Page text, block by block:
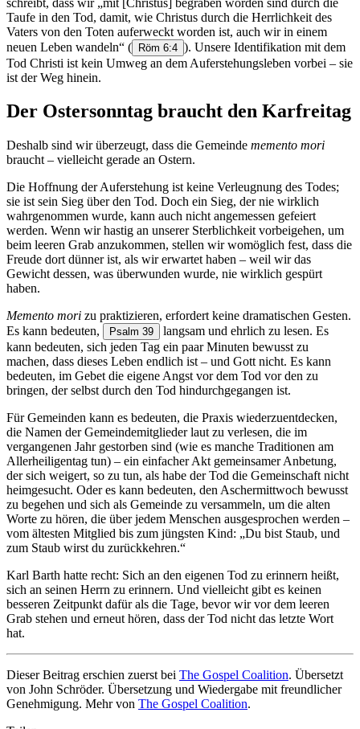
Taufe in den Tod, damit, wie Christus durch die Herrlichkeit des
Vaters von den Toten auferweckt worden ist, auch wir in einem
neuen Leben wandeln“ ( Röm 6:4 ). Unsere Identifikation mit dem
Tod Christi ist kein Umweg an dem Auferstehungsleben vorbei – sie
ist der Weg hinein.
Der Ostersonntag braucht den Karfreitag
Deshalb sind wir überzeugt, dass die Gemeinde memento mori
braucht – vielleicht gerade an Ostern.
Die Hoffnung der Auferstehung ist keine Verleugnung des Todes;
sie ist sein Sieg über den Tod. Doch ein Sieg, der nie wirklich
wahrgenommen wurde, kann auch nicht angemessen gefeiert
werden. Wenn wir hastig an unserer Sterblichkeit vorbeigehen, um
beim leeren Grab anzukommen, stellen wir womöglich fest, dass die
Freude dort dünner ist, als wir erwartet haben – weil wir das
Gewicht dessen, was überwunden wurde, nie wirklich gespürt
haben.
Memento mori zu praktizieren, erfordert keine dramatischen Gesten.
Es kann bedeuten,
Psalm 39
langsam und ehrlich zu lesen. Es
kann bedeuten, sich jeden Tag ein paar Minuten bewusst zu
machen, dass dieses Leben endlich ist – und Gott nicht. Es kann
bedeuten, im Gebet die eigene Angst vor dem Tod vor den zu
bringen, der selbst durch den Tod hindurchgegangen ist.
Für Gemeinden kann es bedeuten, die Praxis wiederzuentdecken,
die Namen der Gemeindemitglieder laut zu verlesen, die im
vergangenen Jahr gestorben sind (wie es manche Traditionen am
Allerheiligentag tun) – ein einfacher Akt gemeinsamer Anbetung,
der sich weigert, so zu tun, als habe der Tod die Gemeinschaft nicht
heimgesucht. Oder es kann bedeuten, den Aschermittwoch bewusst
zu begehen und sich als Gemeinde zu versammeln, um die alten
Worte zu hören, die über jedem Menschen ausgesprochen werden –
vom ältesten Mitglied bis zum jüngsten Kind: „Du bist Staub, und
zum Staub wirst du zurückkehren.“
Karl Barth hatte recht: Sich an den eigenen Tod zu erinnern heißt,
sich an seinen Herrn zu erinnern. Und vielleicht gibt es keinen
besseren Zeitpunkt dafür als die Tage, bevor wir vor dem leeren
Grab stehen und erneut hören, dass der Tod nicht das letzte Wort
hat.
Dieser Beitrag erschien zuerst bei The Gospel Coalition. Übersetzt
von John Schröder. Übersetzung und Wiedergabe mit freundlicher
Genehmigung. Mehr von The Gospel Coalition.